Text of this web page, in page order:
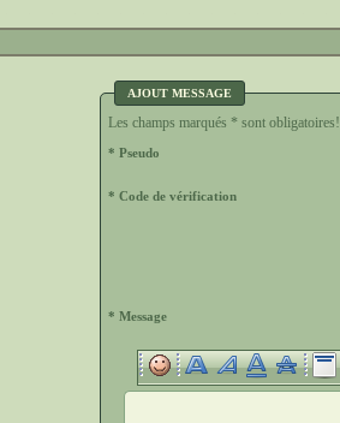
AJOUT MESSAGE
Les champs marqués * sont obligatoires!
* Pseudo
* Code de vérification
* Message